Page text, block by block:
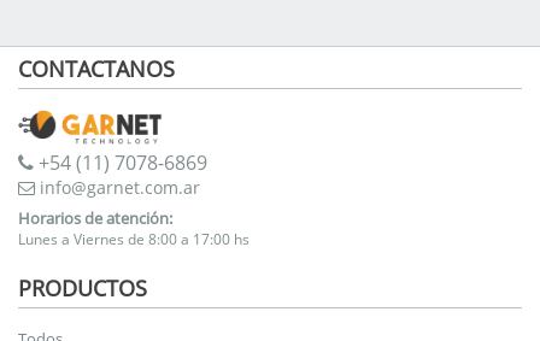
CONTACTANOS
+54 (11) 7078-6869
info@garnet.com.ar
Horarios de atención:
Lunes a Viernes de 8:00 a 17:00 hs
PRODUCTOS